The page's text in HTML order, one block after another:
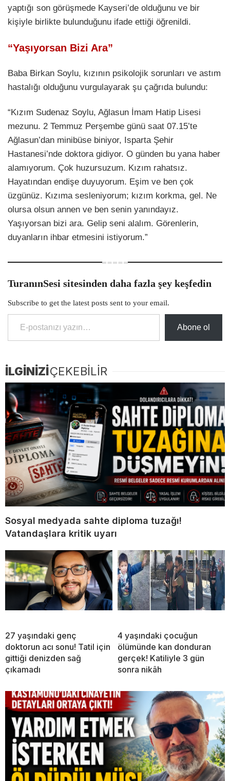
yaptığı son görüşmede Kayseri’de olduğunu ve bir
kişiyle birlikte bulunduğunu ifade ettiği öğrenildi.
“Yaşıyorsan Bizi Ara”
Baba Birkan Soylu, kızının psikolojik sorunları ve astım
hastalığı olduğunu vurgulayarak şu çağrıda bulundu:
“Kızım Sudenaz Soylu, Ağlasun İmam Hatip Lisesi
mezunu. 2 Temmuz Perşembe günü saat 07.15’te
Ağlasun’dan minibüse biniyor, Isparta Şehir
Hastanesi’nde doktora gidiyor. O günden bu yana haber
alamıyorum. Çok huzursuzum. Kızım rahatsız.
Hayatından endişe duyuyorum. Eşim ve ben çok
üzgünüz. Kızıma sesleniyorum; kızım korkma, gel. Ne
olursa olsun annen ve ben senin yanındayız.
Yaşıyorsan bizi ara. Gelip seni alalım. Görenlerin,
duyanların ihbar etmesini istiyorum.”
TuranınSesi sitesinden daha fazla şey keşfedin
Subscribe to get the latest posts sent to your email.
E-postanızı yazın…
Abone ol
İLGİNİZİÇEKEBİLİR
Sosyal medyada sahte diploma tuzağı!
Vatandaşlara kritik uyarı
27 yaşındaki genç
doktorun acı sonu! Tatil için
gittiği denizden sağ
çıkamadı
4 yaşındaki çocuğun
ölümünde kan donduran
gerçek! Katiliyle 3 gün
sonra nikâh